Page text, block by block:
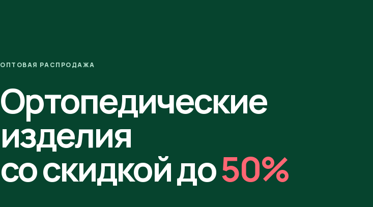
ОПТОВАЯ РАСПРОДАЖА
Ортопедические
изделия
со скидкой до50%